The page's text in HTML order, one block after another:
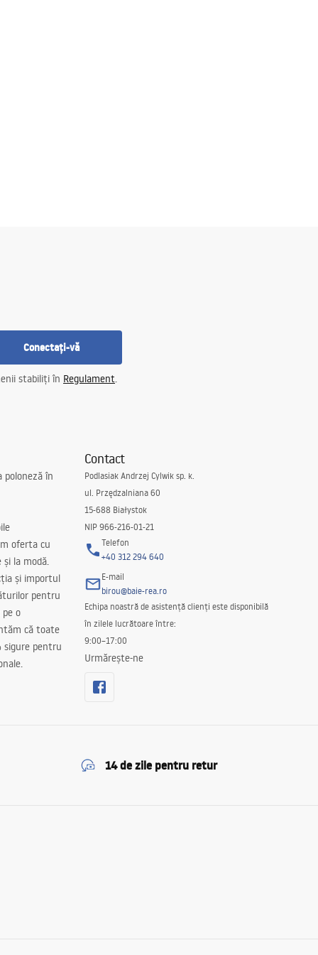
Conectați-vă
stabiliți în Regulament.
poloneză în
oferta cu
la modă.
și importul
pentru
pe o
că toate
sigure pentru
Contact
Podlasiak Andrzej Cylwik sp. k.
ul. Przędzalniana 60
15-688 Białystok
NIP 966-216-01-21
Telefon
+40 312 294 640
E-mail
birou@baie-rea.ro
Echipa noastră de asistență clienți este disponibilă
în zilele lucrătoare între:
9:00–17:00
Urmărește-ne
14 de zile pentru retur